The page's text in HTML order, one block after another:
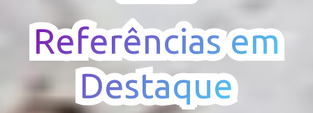
Referências em
Destaque
Referências em
Destaque